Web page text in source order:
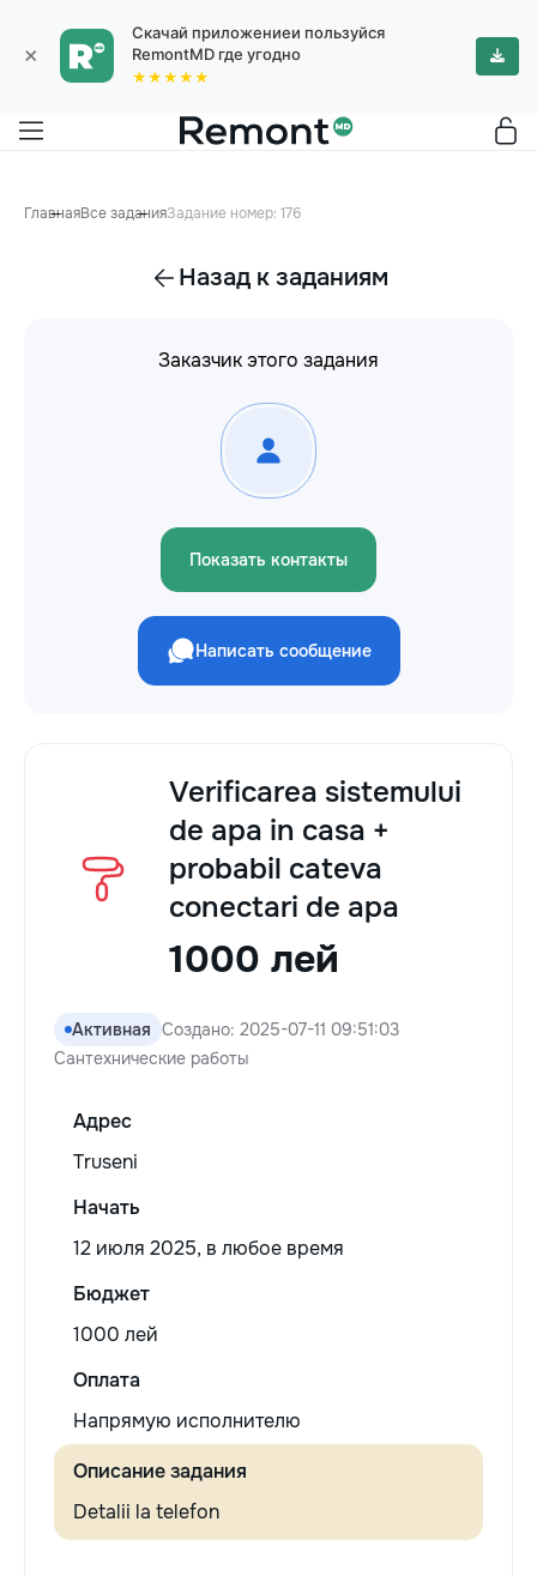
×
Скачай приложениеи пользуйся
RemontMD где угодно
★★★★★
ГлавнаяВсе заданияЗадание номер: 176
Назад к заданиям
Заказчик этого задания
Показать контакты
Написать сообщение
Verificarea sistemului
de apa in casa +
probabil cateva
conectari de apa
1000 лей
Активная Создано: 2025-07-11 09:51:03
Сантехнические работы
Адрес
Truseni
Начать
12 июля 2025, в любое время
Бюджет
1000 лей
Оплата
Напрямую исполнителю
Описание задания
Detalii la telefon